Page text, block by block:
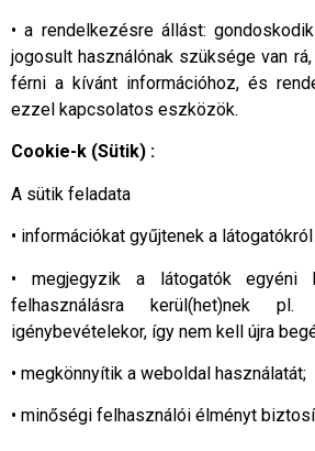
• a rendelkezésre állást:
jogosult használónak szüksége van
férni a kívánt információhoz, és
ezzel kapcsolatos eszközök.
Cookie-k (Sütik) :
A sütik feladata
• információkat gyűjtenek a
• megjegyzik a látogatók egyéni
felhasználásra kerül(het)nek pl.
igénybevételekor, így nem kell újra
• megkönnyítik a weboldal használatát;
• minőségi felhasználói élményt